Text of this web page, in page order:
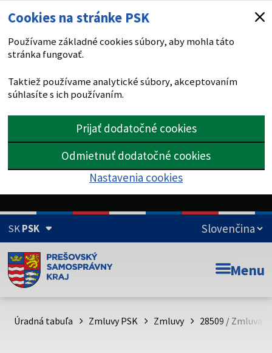
Cookies na stránke PSK
Používame základné cookies súbory, aby mohla táto
stránka fungovať.
Taktiež používame analytické súbory, akceptovaním
súhlasíte s ich používaním.
Prijať dodatočné cookies
Odmietnuť dodatočné cookies
Nastavenia cookies
SKPSK
Doména psk.sk je oficiálna
Toto je oficiálna webová stránka Prešovského
psk.sk.
Menu
Úradná tabuľa Zmluvy PSK Zmluvy 28509 / Zmluva